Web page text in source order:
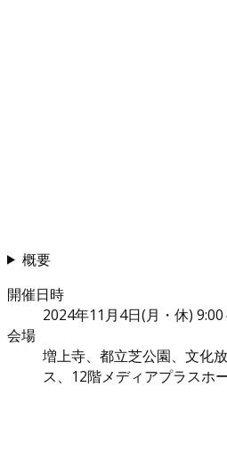
概要
開催日時
2024年11月4日(月・休) 9:00
会場
増上寺、都立芝公園、文化
ス、12階メディアプラスホ